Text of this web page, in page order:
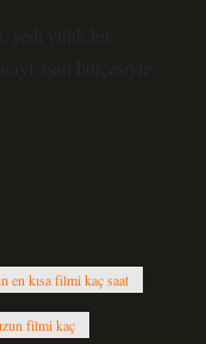
yıllık bir
aşan bütçesiyle
en kısa filmi kaç saat
filmi kaç